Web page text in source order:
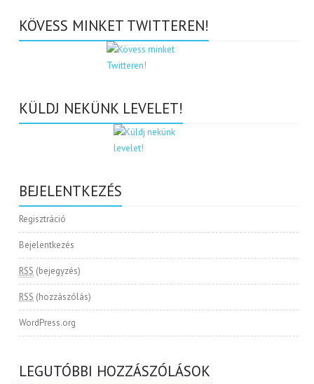
KÖVESS MINKET TWITTEREN!
KÜLDJ NEKÜNK LEVELET!
BEJELENTKEZÉS
Regisztráció
Bejelentkezés
RSS (bejegyzés)
RSS (hozzászólás)
WordPress.org
LEGUTÓBBI HOZZÁSZÓLÁSOK